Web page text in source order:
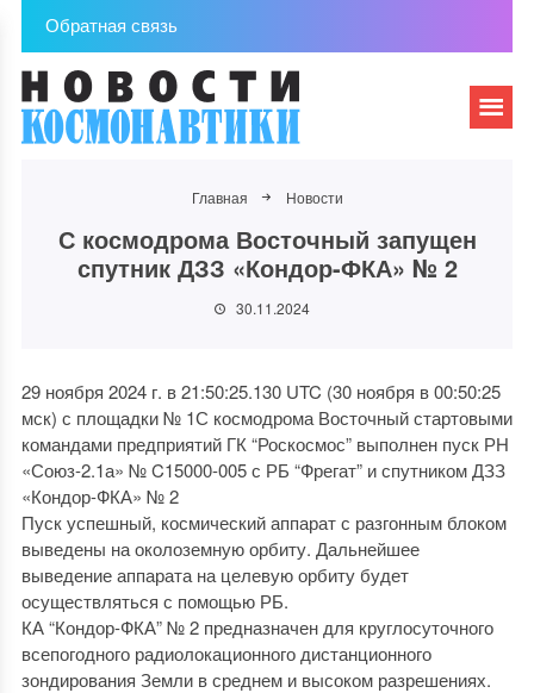
Обратная связь
Главная Новости
С космодрома Восточный запущен
спутник ДЗЗ «Кондор-ФКА» № 2
30.11.2024
29 ноября 2024 г. в 21:50:25.130 UTC (30 ноября в 00:50:25
мск) с площадки № 1С космодрома Восточный стартовыми
командами предприятий ГК “Роскосмос” выполнен пуск РН
«Союз-2.1а» № C15000-005 с РБ “Фрегат” и спутником ДЗЗ
«Кондор-ФКА» № 2
Пуск успешный, космический аппарат с разгонным блоком
выведены на околоземную орбиту. Дальнейшее
выведение аппарата на целевую орбиту будет
осуществляться с помощью РБ.
КА “Кондор-ФКА” № 2 предназначен для круглосуточного
всепогодного радиолокационного дистанционного
зондирования Земли в среднем и высоком разрешениях.